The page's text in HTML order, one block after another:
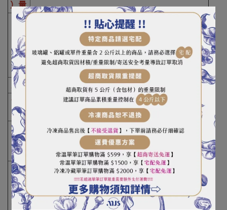
）量
成
分
釀造醋、糖類（葡萄糖果糖糖漿、砂糖）、水、
蔬菜及水果（蕃茄、洋蔥、蘋果、胡蘿蔔）、
食鹽、辛香料（肉桂、月桂葉、眾香子）、羥丙
基磷酸二澱粉、普通焦糖色素、調味劑（L-麩酸
產地
縣
保存
期限
保存
方式
開封後請保持瓶口清潔，放於陰涼處保存、避免
並儘早食用完畢
注意
過敏原：含肉桂成分，孕婦忌食
使用前請先搖晃，風味更佳
分裝醬汁時，請事先將容器洗淨、乾燥。並盡量
避免新舊醬料混合使用